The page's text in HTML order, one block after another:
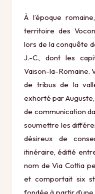
À l’époque
territoire des
lors de la conquête
J.-C., dont les
Vaison-la-Romaine.
de tribus de la
exhorté par
de communication
soumettre les
désireux de
itinéraire, édifié
nom de Via Cottia
et comportait six